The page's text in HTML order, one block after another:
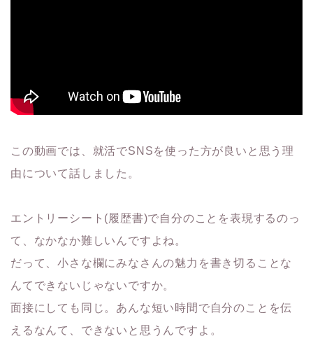
この動画では、就活でSNSを使った方が良いと思う理
由について話しました。
エントリーシート(履歴書)で自分のことを表現するのっ
て、なかなか難しいんですよね。
だって、小さな欄にみなさんの魅力を書き切ることな
んてできないじゃないですか。
面接にしても同じ。あんな短い時間で自分のことを伝
えるなんて、できないと思うんですよ。